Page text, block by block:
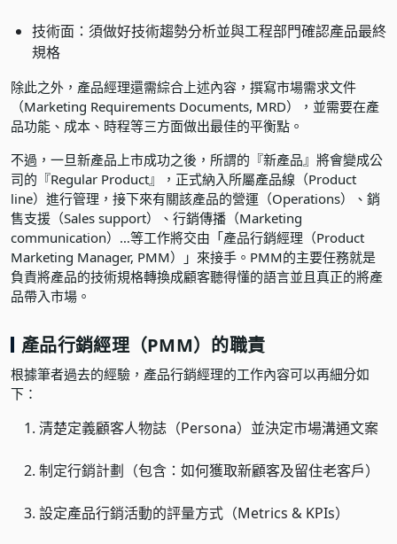
技術面：須做好技術趨勢分析並與工程部門確認產品最終
規格
除此之外，產品經理還需綜合上述內容，撰寫市場需求文件
（Marketing Requirements Documents, MRD），並需要在產
品功能、成本、時程等三方面做出最佳的平衡點。
不過，一旦新產品上市成功之後，所謂的『新產品』將會變成公
司的『Regular Product』，正式納入所屬產品線（Product
line）進行管理，接下來有關該產品的營運（Operations）、銷
售支援（Sales support）、行銷傳播（Marketing
communication）…等工作將交由「產品行銷經理（Product
Marketing Manager, PMM）」來接手。PMM的主要任務就是
負責將產品的技術規格轉換成顧客聽得懂的語言並且真正的將產
品帶入市場。
產品行銷經理（PMM）的職責
根據筆者過去的經驗，產品行銷經理的工作內容可以再細分如
下：
清楚定義顧客人物誌（Persona）並決定市場溝通文案
制定行銷計劃（包含：如何獲取新顧客及留住老客戶）
設定產品行銷活動的評量方式（Metrics & KPIs）